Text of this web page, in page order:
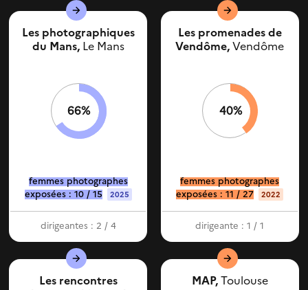
Les photographiques
du Mans, Le Mans
66%
femmes photographes
exposées : 10 / 15
2025
dirigeantes : 2 / 4
Les promenades de
Vendôme,Vendôme
40%
femmes photographes
exposées : 11 / 27
2022
dirigeante : 1 / 1
Les rencontres
MAP,Toulouse